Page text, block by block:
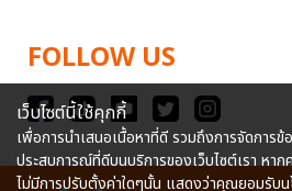
FOLLOW US
เว็บไซต์นี้ใช้คุกกี้
เพื่อการนำเสนอเนื้อหาที่ดี รวมถึงการจัดการ
ประสบการณ์ที่ดีบนบริการของเว็บไซต์เรา หา
ไม่มีการปรับตั้งค่าใดๆนั้น แสดงว่าคุณยอมรับ